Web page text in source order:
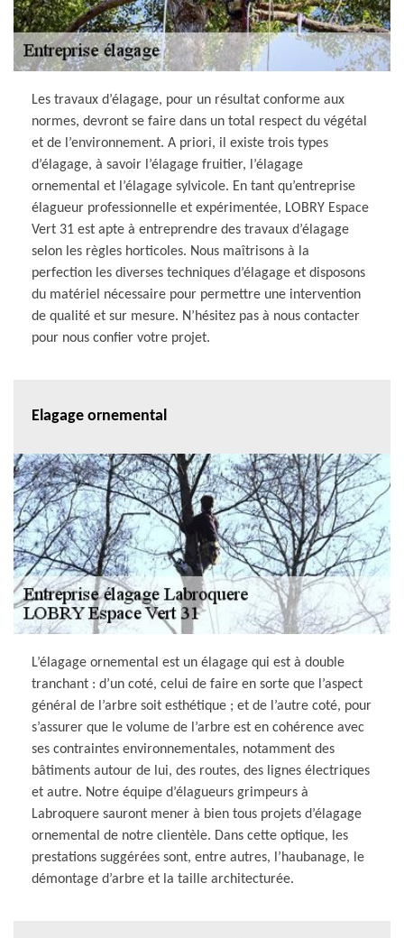
Les travaux d’élagage, pour un résultat conforme aux
normes, devront se faire dans un total respect du végétal
et de l’environnement. A priori, il existe trois types
d’élagage, à savoir l’élagage fruitier, l’élagage
ornemental et l’élagage sylvicole. En tant qu’entreprise
élagueur professionnelle et expérimentée, LOBRY Espace
Vert 31 est apte à entreprendre des travaux d’élagage
selon les règles horticoles. Nous maîtrisons à la
perfection les diverses techniques d’élagage et disposons
du matériel nécessaire pour permettre une intervention
de qualité et sur mesure. N’hésitez pas à nous contacter
pour nous confier votre projet.
Elagage ornemental
L’élagage ornemental est un élagage qui est à double
tranchant : d’un coté, celui de faire en sorte que l’aspect
général de l’arbre soit esthétique ; et de l’autre coté, pour
s’assurer que le volume de l’arbre est en cohérence avec
ses contraintes environnementales, notamment des
bâtiments autour de lui, des routes, des lignes électriques
et autre. Notre équipe d’élagueurs grimpeurs à
Labroquere sauront mener à bien tous projets d’élagage
ornemental de notre clientèle. Dans cette optique, les
prestations suggérées sont, entre autres, l’haubanage, le
démontage d’arbre et la taille architecturée.